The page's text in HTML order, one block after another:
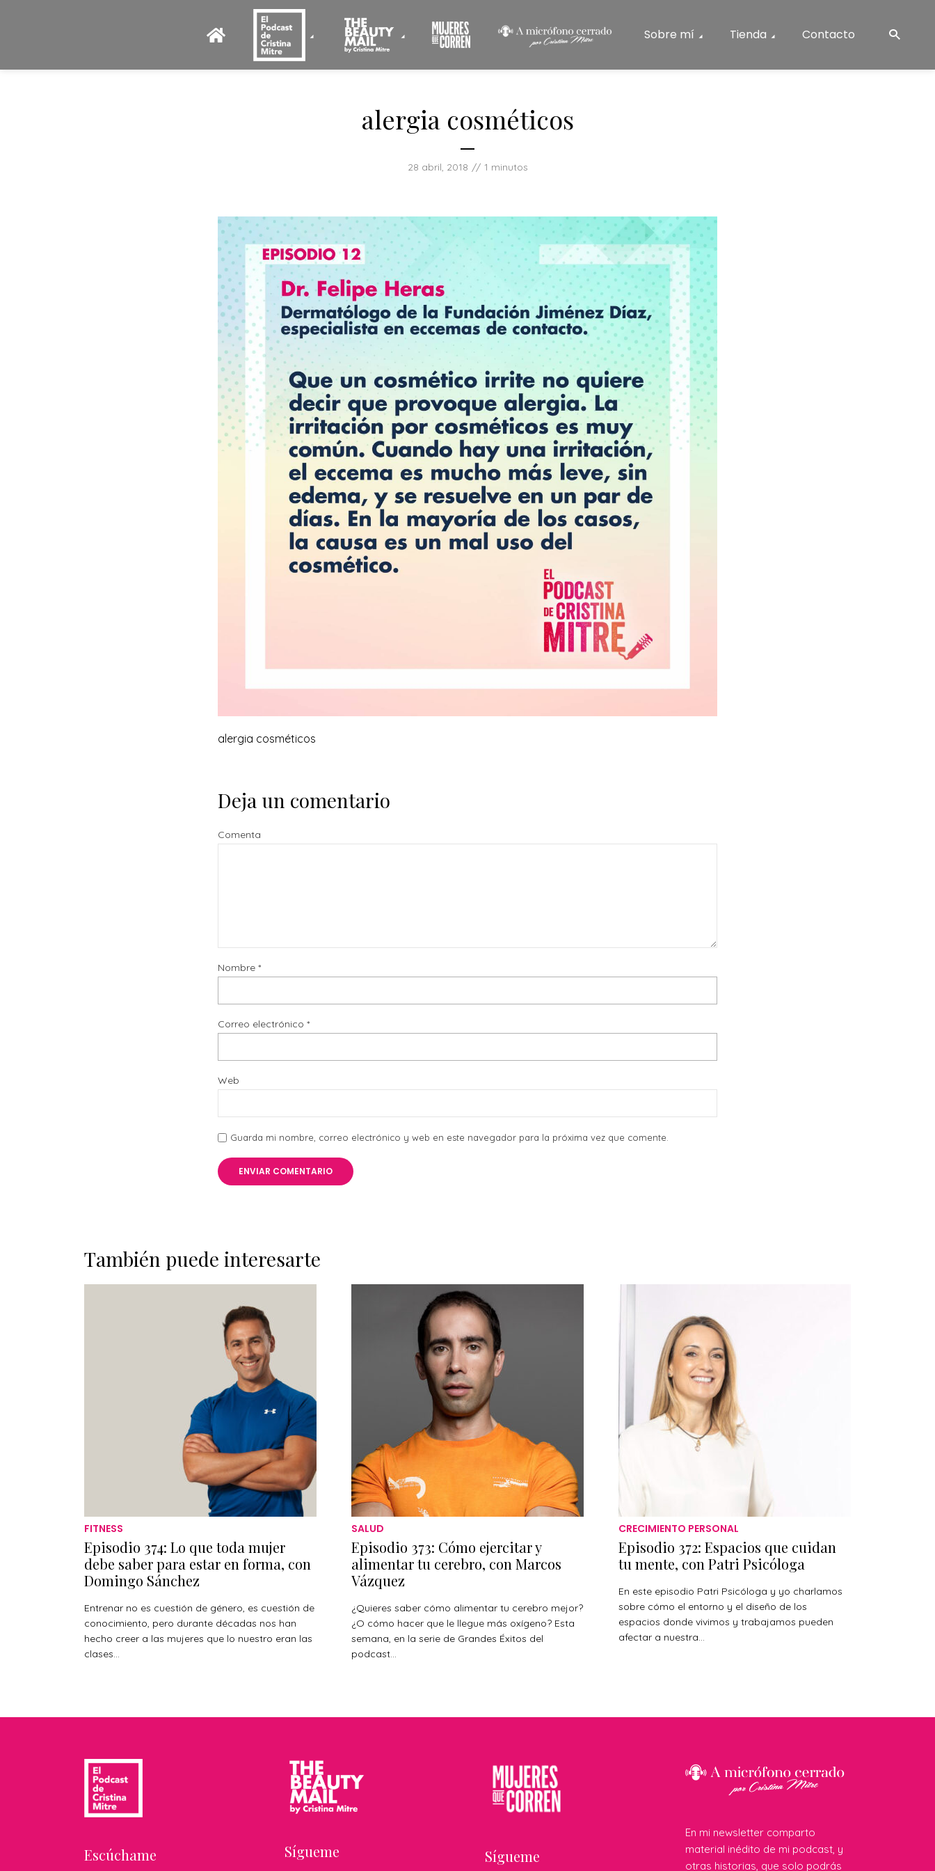
Sobre mí Tienda Contacto
alergia cosméticos
28 abril, 2018 1 minutos
alergia cosméticos
Deja un comentario
Comenta
Nombre *
Correo electrónico *
Web
Guarda mi nombre, correo electrónico y web en este navegador para la próxima vez que comente.
También puede interesarte
FITNESS
Episodio 374: Lo que toda mujer
debe saber para estar en forma, con
Domingo Sánchez
Entrenar no es cuestión de género, es cuestión de
conocimiento, pero durante décadas nos han
hecho creer a las mujeres que lo nuestro eran las
clases...
SALUD
Episodio 373: Cómo ejercitar y
alimentar tu cerebro, con Marcos
Vázquez
¿Quieres saber cómo alimentar tu cerebro mejor?
¿O cómo hacer que le llegue más oxígeno? Esta
semana, en la serie de Grandes Éxitos del
podcast...
CRECIMIENTO PERSONAL
Episodio 372: Espacios que cuidan
tu mente, con Patri Psicóloga
En este episodio Patri Psicóloga y yo charlamos
sobre cómo el entorno y el diseño de los
espacios donde vivimos y trabajamos pueden
afectar a nuestra...
Escúchame Sígueme Sígueme
En mi newsletter comparto
material inédito de mi podcast, y
otras historias, que solo podrás